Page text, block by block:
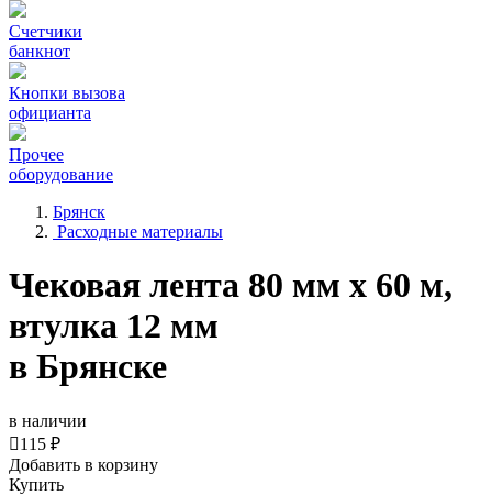
Счетчики
банкнот
Кнопки вызова
официанта
Прочее
оборудование
Брянск
Расходные материалы
Чековая лента 80 мм x 60 м,
втулка 12 мм
в Брянске
в наличии
115 ₽
Добавить в корзину
Купить